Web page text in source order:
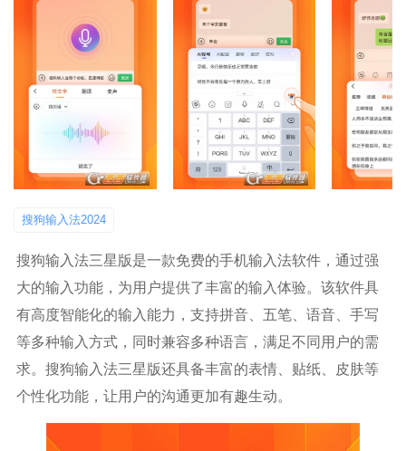
搜狗输入法2024
搜狗输入法三星版是一款免费的手机输入法软件，通过强
大的输入功能，为用户提供了丰富的输入体验。该软件具
有高度智能化的输入能力，支持拼音、五笔、语音、手写
等多种输入方式，同时兼容多种语言，满足不同用户的需
求。搜狗输入法三星版还具备丰富的表情、贴纸、皮肤等
个性化功能，让用户的沟通更加有趣生动。